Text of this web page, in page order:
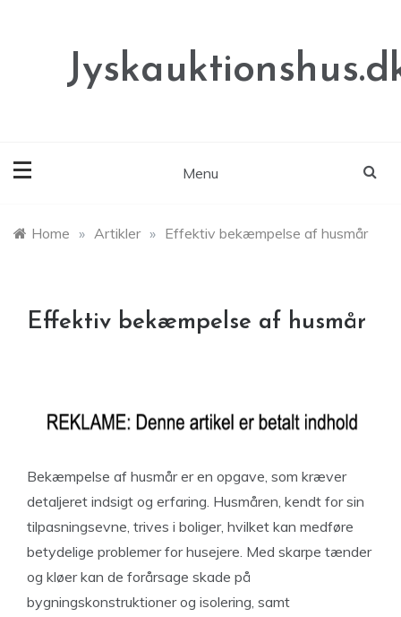
Menu
Home » Artikler » Effektiv bekæmpelse af husmår
Effektiv bekæmpelse af husmår
Bekæmpelse af husmår er en opgave, som kræver
detaljeret indsigt og erfaring. Husmåren, kendt for sin
tilpasningsevne, trives i boliger, hvilket kan medføre
betydelige problemer for husejere. Med skarpe tænder
og kløer kan de forårsage skade på
bygningskonstruktioner og isolering, samt